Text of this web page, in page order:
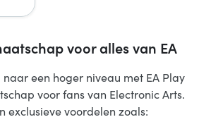
voor alles van EA
een hoger niveau met EA Play
voor fans van Electronic Arts.
exclusieve voordelen zoals: